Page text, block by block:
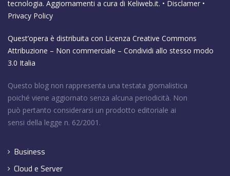
tecnologia. Aggiornamenti a cura di Keliweb.it. • Disclamer •
Privacy Policy
Quest’opera è distribuita con Licenza Creative Commons
Attribuzione – Non commerciale – Condividi allo stesso modo
3.0 Italia
Questo blog non rappresenta una testata giornalistica
poiché viene aggiornato senza alcuna periodicità. Non
può pertanto considerarsi un prodotto editoriale ai
sensi della legge n. 62/2001.
Business
Cloud e Server